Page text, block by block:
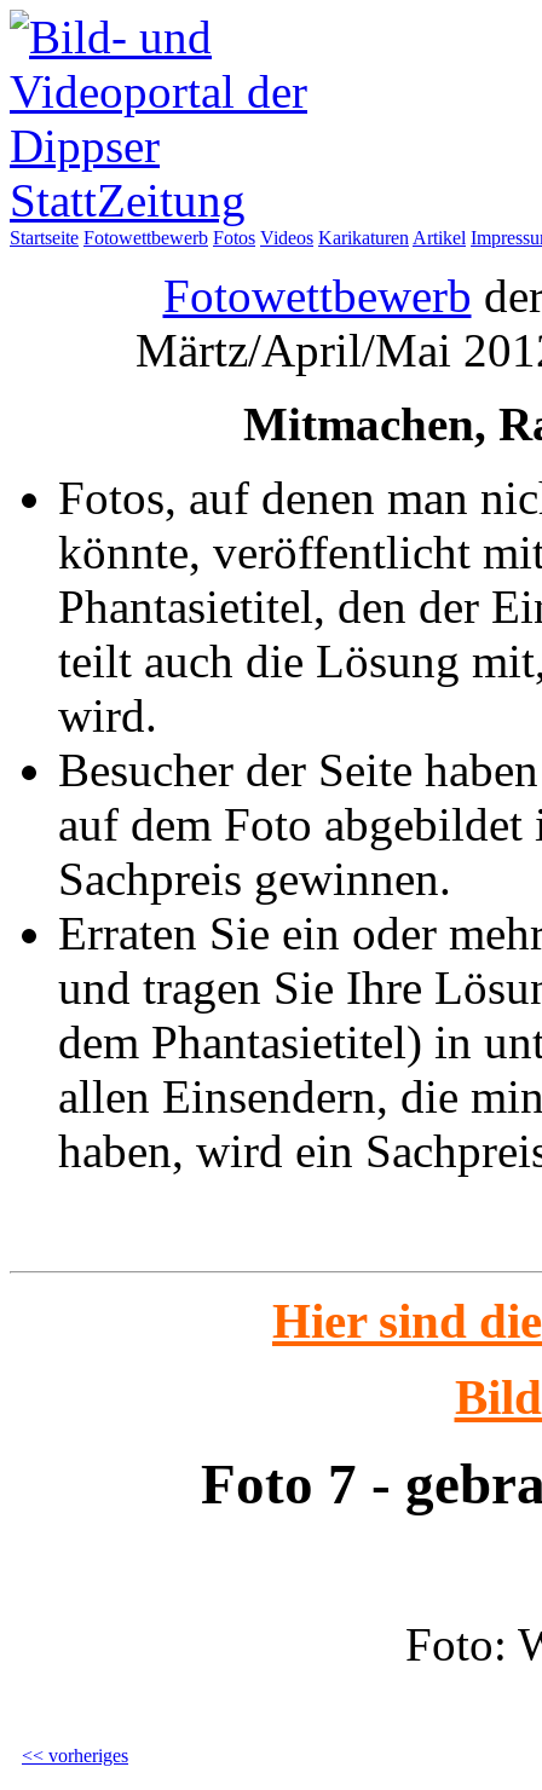
Startseite Fotowettbewerb Fotos Videos Karikaturen Artikel
Fotowettbewerb
Märtz/April/Mai
Mitmachen,
Fotos, auf denen man
könnte, veröffentlicht
Phantasietitel, den der
teilt auch die Lösung
wird.
Besucher der Seite
auf dem Foto
Sachpreis gewinnen.
Erraten Sie ein oder
und tragen Sie Ihre
dem Phantasietitel) in
allen Einsendern, die
haben, wird ein
Hier sind
Foto 7 -
Foto:
<< vorheriges